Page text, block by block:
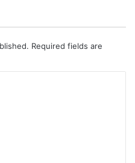
Required fields are